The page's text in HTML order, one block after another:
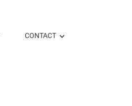
CONTACT